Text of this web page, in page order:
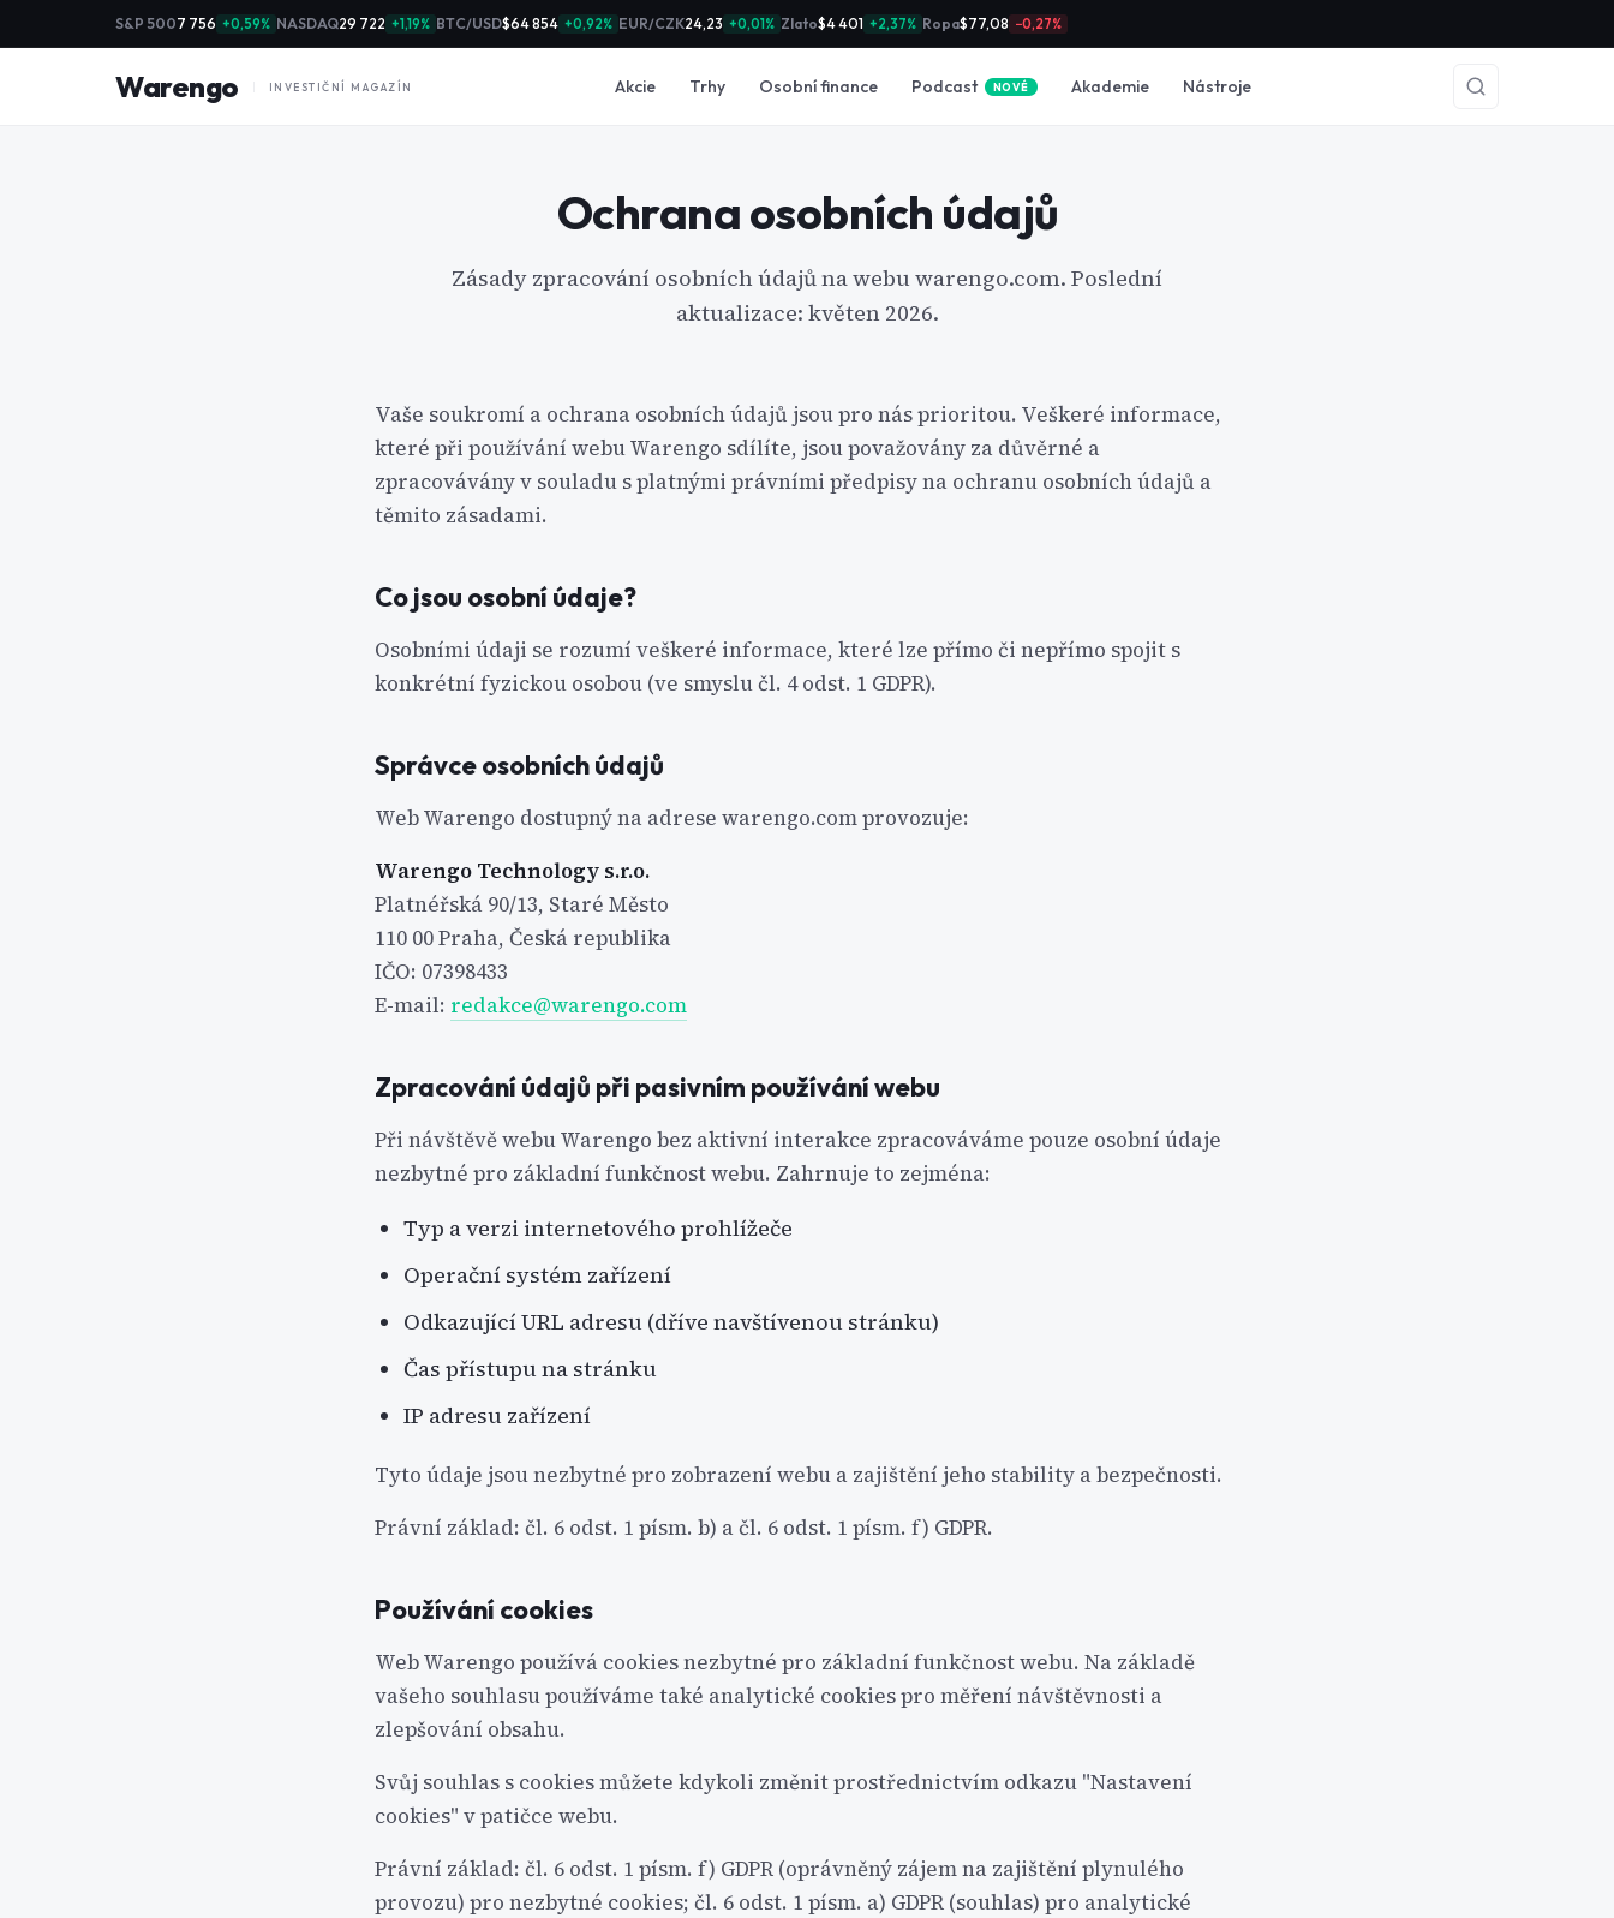
S&P 5007 756 +0,59% NASDAQ29 722 +1,19% BTC/USD$64 854 +0,92% EUR/CZK24,23 +0,01% Zlato$4 401 +2,37% Ropa$77,08 −0,27%
Warengo INVESTIČNÍ MAGAZÍN Akcie Trhy Osobní finance Podcast NOVÉ Akademie Nástroje
Ochrana osobních údajů
Zásady zpracování osobních údajů na webu warengo.com. Poslední
aktualizace: květen 2026.
Vaše soukromí a ochrana osobních údajů jsou pro nás prioritou. Veškeré informace,
které při používání webu Warengo sdílíte, jsou považovány za důvěrné a
zpracovávány v souladu s platnými právními předpisy na ochranu osobních údajů a
těmito zásadami.
Co jsou osobní údaje?
Osobními údaji se rozumí veškeré informace, které lze přímo či nepřímo spojit s
konkrétní fyzickou osobou (ve smyslu čl. 4 odst. 1 GDPR).
Správce osobních údajů
Web Warengo dostupný na adrese warengo.com provozuje:
Warengo Technology s.r.o.
Platnéřská 90/13, Staré Město
110 00 Praha, Česká republika
IČO: 07398433
E-mail: redakce@warengo.com
Zpracování údajů při pasivním používání webu
Při návštěvě webu Warengo bez aktivní interakce zpracováváme pouze osobní údaje
nezbytné pro základní funkčnost webu. Zahrnuje to zejména:
Typ a verzi internetového prohlížeče
Operační systém zařízení
Odkazující URL adresu (dříve navštívenou stránku)
Čas přístupu na stránku
IP adresu zařízení
Tyto údaje jsou nezbytné pro zobrazení webu a zajištění jeho stability a bezpečnosti.
Právní základ: čl. 6 odst. 1 písm. b) a čl. 6 odst. 1 písm. f) GDPR.
Používání cookies
Web Warengo používá cookies nezbytné pro základní funkčnost webu. Na základě
vašeho souhlasu používáme také analytické cookies pro měření návštěvnosti a
zlepšování obsahu.
Svůj souhlas s cookies můžete kdykoli změnit prostřednictvím odkazu "Nastavení
cookies" v patičce webu.
Právní základ: čl. 6 odst. 1 písm. f) GDPR (oprávněný zájem na zajištění plynulého
provozu) pro nezbytné cookies; čl. 6 odst. 1 písm. a) GDPR (souhlas) pro analytické